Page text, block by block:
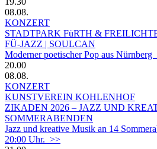
08.08.
KONZERT
STADTPARK FüRTH &
FÜ-JAZZ | SOULCAN
Moderner poetischer Pop aus
20.00
08.08.
KONZERT
KUNSTVEREIN KOHLENHOF
ZIKADEN 2026 – JAZZ UND
SOMMERABENDEN
Jazz und kreative Musik an 14
20:00 Uhr. >>